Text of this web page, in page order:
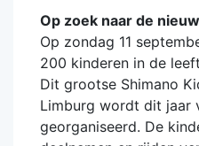
Op zoek naar de
Op zondag 11
200 kinderen in de
Dit grootse Shimano
Limburg wordt dit jaar
georganiseerd. De